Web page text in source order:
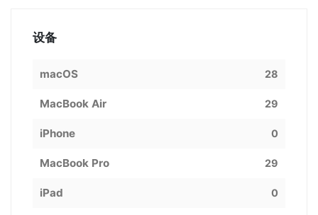
设备
macOS 28
MacBook Air 29
iPhone 0
MacBook Pro 29
iPad 0